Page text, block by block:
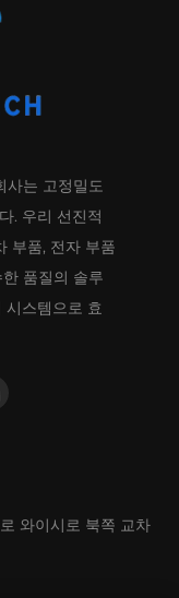
사는 고정밀도
. 우리 선진적
부품, 전자 부품
품질의 솔루
시스템으로 효
와이시로 북쪽 교차